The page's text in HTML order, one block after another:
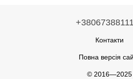
Контакти
Повна версія
© 2016—2025